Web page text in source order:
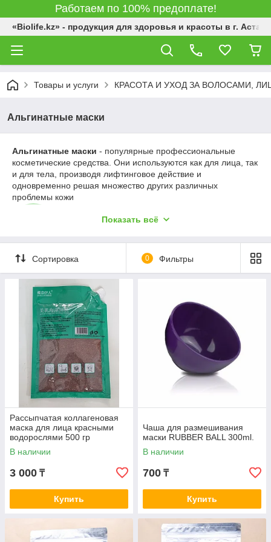
Работаем по 100% предоплате!
«Biolife.kz» - продукция для здоровья и красоты в г. Астана
Товары и услуги КРАСОТА И УХОД ЗА ВОЛОСАМИ,
Альгинатные маски
Альгинатные маски - популярные профессиональные
косметические средства. Они используются как для лица, так
и для тела, производя лифтинговое действие и
одновременно решая множество других различных
проблемы кожи
Показать всё
Сортировка 0 Фильтры
Рассыпчатая коллагеновая
маска для лица красными
водорослями 500 гр
В наличии
3 000 ₸
Купить
Чаша для размешивания
маски RUBBER BALL 300ml.
В наличии
700 ₸
Купить